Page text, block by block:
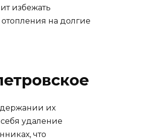
избежать
на долгие
их
удаление
что